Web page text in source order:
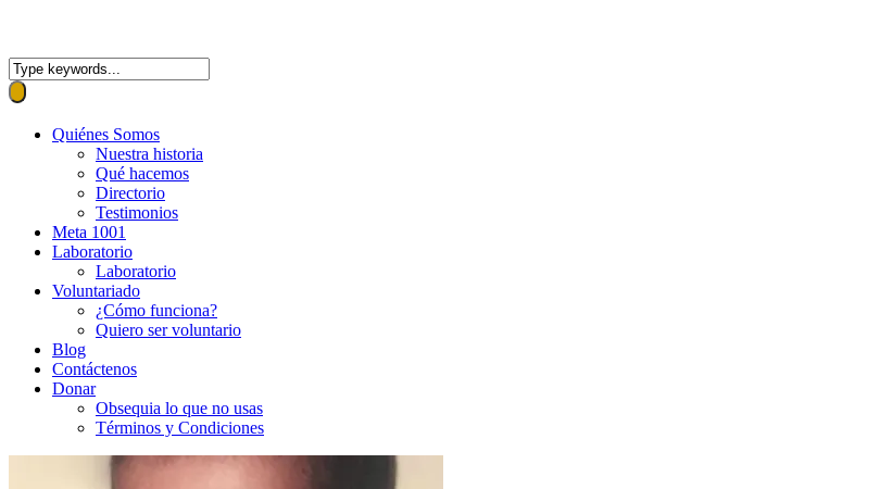
Quiénes Somos
Nuestra historia
Qué hacemos
Directorio
Testimonios
Meta 1001
Laboratorio
Laboratorio
Voluntariado
¿Cómo funciona?
Quiero ser voluntario
Blog
Contáctenos
Donar
Obsequia lo que no usas
Términos y Condiciones